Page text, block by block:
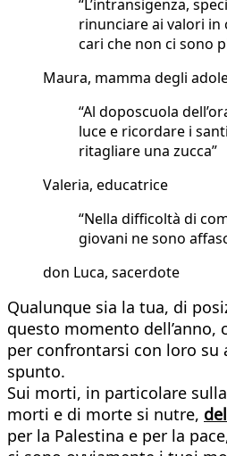
“L’intransigenza,
rinunciare ai valori
cari che non ci sono
Maura, mamma degli
“Al doposcuola
luce e ricordare i
ritagliare una zucca”
Valeria, educatrice
“Nella difficoltà di
giovani ne sono
don Luca, sacerdote
Qualunque sia la tua, di
questo momento dell’anno,
per confrontarsi con loro
spunto.
Sui morti, in particolare
morti e di morte si nutre,
per la Palestina e per la